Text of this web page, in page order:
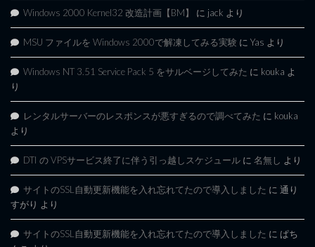
Windows 2000 Kernel32 改造計画【BM】 に jack より
MSU ファイルを Windows 2000で解凍してみる実験 に Yas より
Windows NT 3.51 Service Pack 5 をサルベージしてみた に kouka よ
り
レンタルサーバーのレスポンスが悪すぎるので調べてみた に kouka
より
DTI の VPSサービス終了に伴う引っ越しスケジュール に 名無し より
サイトのSSL自動更新機能を入れ忘れてたので導入しました に 通り
すがり より
サイトのSSL自動更新機能を入れ忘れてたので導入しました に ぱち